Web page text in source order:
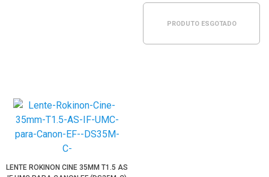
PRODUTO ESGOTADO
LENTE ROKINON CINE 35MM T1.5 AS